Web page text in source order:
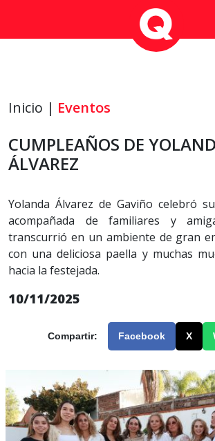
Inicio | Eventos
CUMPLEAÑOS DE
ÁLVAREZ
Yolanda Álvarez de Gaviño celebró
acompañada de familiares y
transcurrió en un ambiente de gran
con una deliciosa paella y muchas
hacia la festejada.
10/11/2025
Compartir: Facebook X